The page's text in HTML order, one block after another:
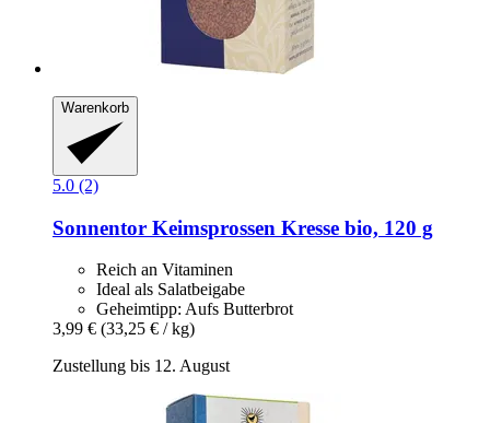
Warenkorb
5.0 (2)
Sonnentor Keimsprossen Kresse bio, 120 g
Reich an Vitaminen
Ideal als Salatbeigabe
Geheimtipp: Aufs Butterbrot
3,99 € (33,25 € / kg)
Zustellung bis 12. August